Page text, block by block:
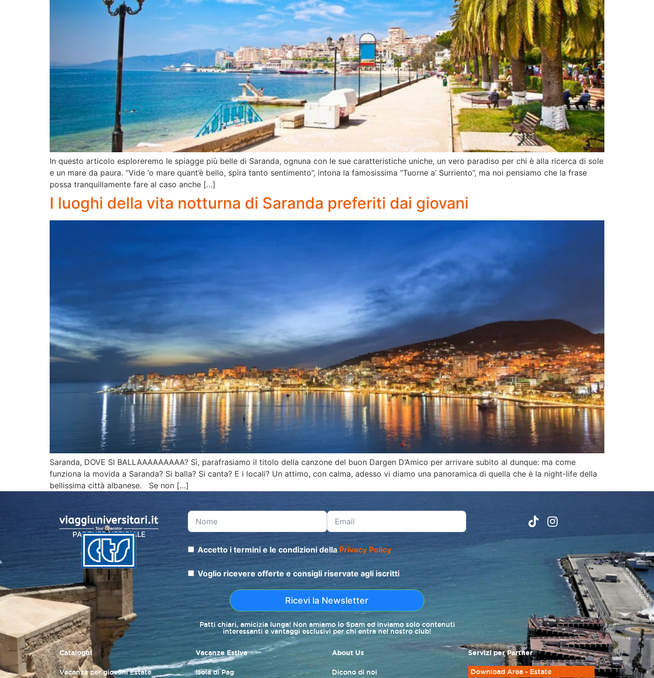
In questo articolo esploreremo le spiagge più belle di Saranda, ognuna con le sue caratteristiche uniche, un vero paradiso per chi è alla ricerca di sole
e un mare da paura. “Vide ‘o mare quant’è bello, spira tanto sentimento”, intona la famosissima “Tuorne a’ Surriento”, ma noi pensiamo che la frase
possa tranquillamente fare al caso anche […]
I luoghi della vita notturna di Saranda preferiti dai giovani
Saranda, DOVE SI BALLAAAAAAAAA? Sì, parafrasiamo il titolo della canzone del buon Dargen D’Amico per arrivare subito al dunque: ma come
funziona la movida a Saranda? Si balla? Si canta? E i locali? Un attimo, con calma, adesso vi diamo una panoramica di quella che è la night-life della
bellissima città albanese. Se non […]
PARTNER UFFICIALE
Accetto i termini e le condizioni della Privacy Policy
Voglio ricevere offerte e consigli riservate agli iscritti
Ricevi la Newsletter
Patti chiari, amicizia lunga! Non amiamo lo Spam ed inviamo solo contenuti
interessanti e vantaggi esclusivi per chi entra nel nostro club!
Cataloghi
Vacanze per giovani Estate
Vacanze Estive
Isola di Pag
About Us
Dicono di noi
Servizi per Partner
Download Area - Estate